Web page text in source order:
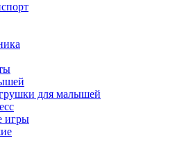
для малышей
игры